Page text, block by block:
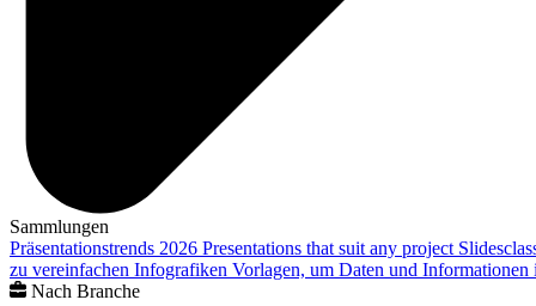
Sammlungen
Präsentationstrends 2026 Presentations that suit any project
zu vereinfachen Infografiken Vorlagen, um Daten und
Nach Branche